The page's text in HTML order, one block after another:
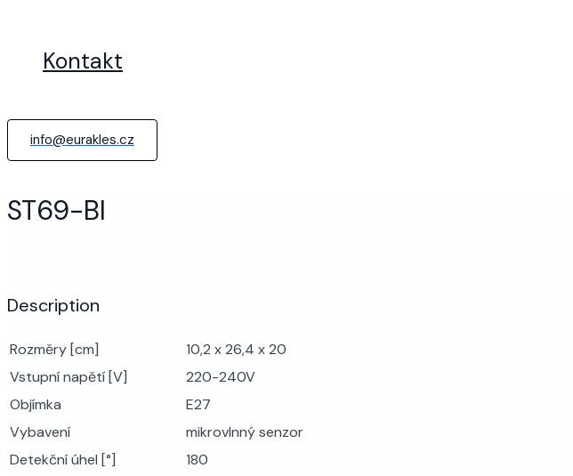
Kontakt
info@eurakles.cz
ST69-BI
Description
Rozměry [cm]
10,2 x 26,4 x 20
Vstupní napětí [V]
220-240V
Objímka
E27
Vybavení
mikrovlnný senzor
Detekční úhel [°]
180